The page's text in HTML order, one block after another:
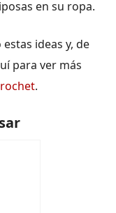
en su ropa.
ideas y, de
para ver más
.